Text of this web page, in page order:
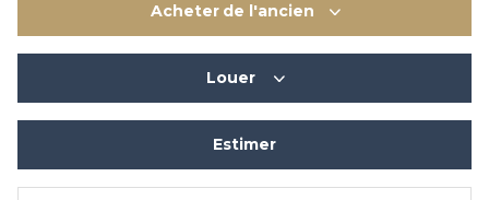
Acheter de l'ancien
Du neuf
Louer
De l'immo pro
Estimer